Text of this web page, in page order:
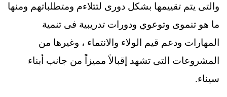
والتى يتم تقييمها بشكل دورى لتتلاءم ومتطلباتهم ومنها
ما هو تنموى وتوعوي ودورات تدريبية فى تنمية
المهارات ودعم قيم الولاء والانتماء ، وغيرها من
المشروعات التى تشهد إقبالاً مميزاً من جانب أبناء
سيناء.